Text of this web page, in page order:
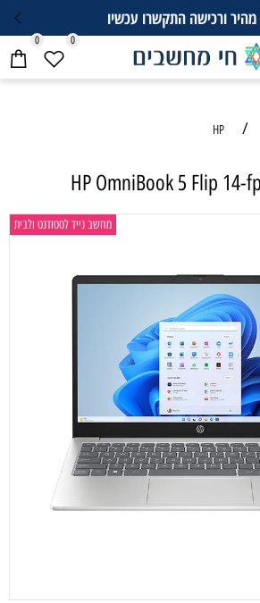
מהיר ורכישה התקשרו עכשיו
0 0
/
HP
HP OmniBook 5 Flip 14-
מחשב נייד לסטודנט ולבית